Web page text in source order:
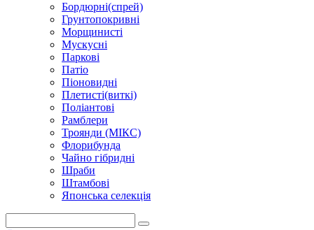
Бордюрні(спрей)
Грунтопокривні
Морщинисті
Мускусні
Паркові
Патіо
Піоновидні
Плетисті(виткі)
Поліантові
Рамблери
Троянди (МІКС)
Флорибунда
Чайно гібридні
Шраби
Штамбові
Японська селекція